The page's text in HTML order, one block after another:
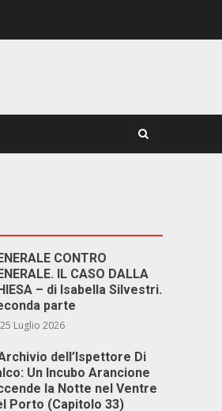
CONTRO
IL CASO DALLA
– di Isabella Silvestri.
parte
25 Luglio 2026
dell’Ispettore Di
Un Incubo Arancione
la Notte nel Ventre
Porto (Capitolo 33)